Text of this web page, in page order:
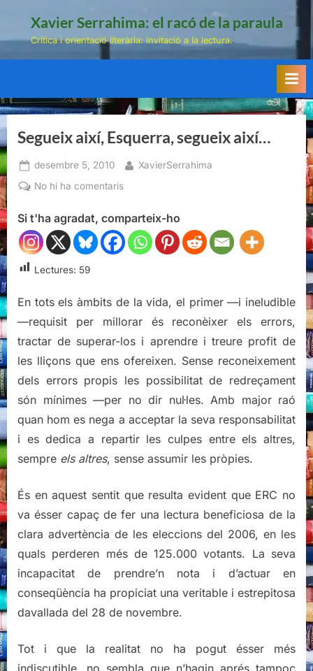
Xavier Serrahima: el racó de la paraula
Crítica i orientació literària: invitació a la lectura.
Segueix així, Esquerra, segueix així…
Posted
on
desembre 5, 2010 By
XavierSerrahima
No hi ha comentarisa
així,
Esquerra,
segueix
Si t'ha agradat, comparteix-ho
Lectures: 59
En tots els àmbits de la vida, el primer —i ineludible
—requisit per millorar és reconèixer els errors,
tractar de superar-los i aprendre i treure profit de
les lliçons que ens ofereixen. Sense reconeixement
dels errors propis les possibilitat de redreçament
són mínimes —per no dir nul·les. Amb major raó
quan hom es nega a acceptar la seva responsabilitat
i es dedica a repartir les culpes entre els altres,
sempre els altres, sense assumir les pròpies.
És en aquest sentit que resulta evident que ERC no
va ésser capaç de fer una lectura beneficiosa de la
clara advertència de les eleccions del 2006, en les
quals perderen més de 125.000 votants. La seva
incapacitat de prendre’n nota i d’actuar en
conseqüència ha propiciat una veritable i estrepitosa
davallada del 28 de novembre.
Tot i que la realitat no ha pogut ésser més